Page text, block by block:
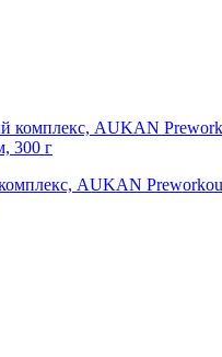
AUKAN